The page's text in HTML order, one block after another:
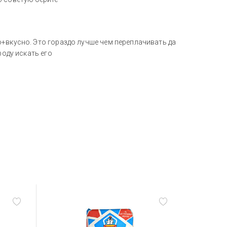
Это гораздо лучше чем переплачивать да
искать его